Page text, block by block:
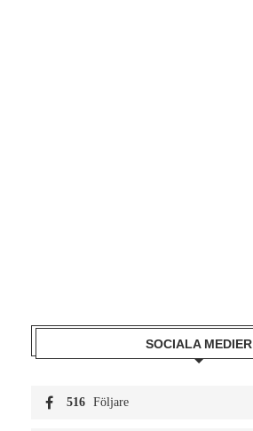
SOCIALA MEDIER
516 Följare